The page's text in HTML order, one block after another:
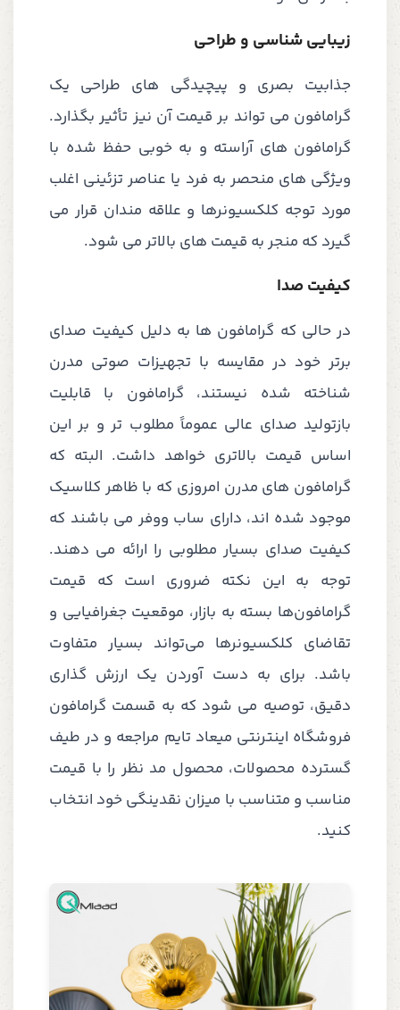
زیبایی شناسی و طراحی
جذابیت بصری و پیچیدگی های طراحی یک
گرامافون می تواند بر قیمت آن نیز تأثیر بگذارد.
گرامافون های آراسته و به خوبی حفظ شده با
ویژگی های منحصر به فرد یا عناصر تزئینی اغلب
مورد توجه کلکسیونرها و علاقه مندان قرار می
گیرد که منجر به قیمت های بالاتر می شود.
کیفیت صدا
در حالی که گرامافون ها به دلیل کیفیت صدای
برتر خود در مقایسه با تجهیزات صوتی مدرن
شناخته شده نیستند، گرامافون با قابلیت
بازتولید صدای عالی عموماً مطلوب تر و بر این
اساس قیمت بالاتری خواهد داشت. البته که
گرامافون های مدرن امروزی که با ظاهر کلاسیک
موجود شده اند، دارای ساب ووفر می باشند که
کیفیت صدای بسیار مطلوبی را ارائه می دهند.
توجه به این نکته ضروری است که قیمت
گرامافون‌ها بسته به بازار، موقعیت جغرافیایی و
تقاضای کلکسیونرها می‌تواند بسیار متفاوت
باشد. برای به دست آوردن یک ارزش گذاری
دقیق، توصیه می شود که به قسمت گرامافون
فروشگاه اینترنتی میعاد تایم مراجعه و در طیف
گسترده محصولات، محصول مد نظر را با قیمت
مناسب و متناسب با میزان نقدینگی خود انتخاب
کنید.